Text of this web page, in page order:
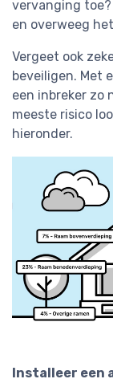
vervanging
en overweeg
Vergeet ook
beveiligen. Met
een inbreker zo
meeste risico
hieronder.
Installeer een